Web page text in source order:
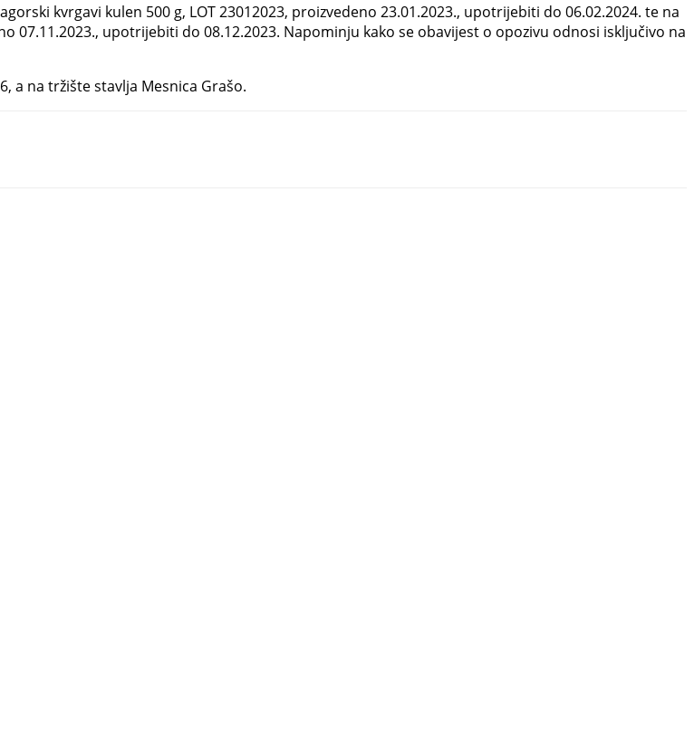
kvrgavi kulen 500 g, LOT 23012023, proizvedeno 23.01.2023., upotrijebiti do 06.02.2024. te na
07.11.2023., upotrijebiti do 08.12.2023. Napominju kako se obavijest o opozivu odnosi isključivo na
a na tržište stavlja Mesnica Grašo.